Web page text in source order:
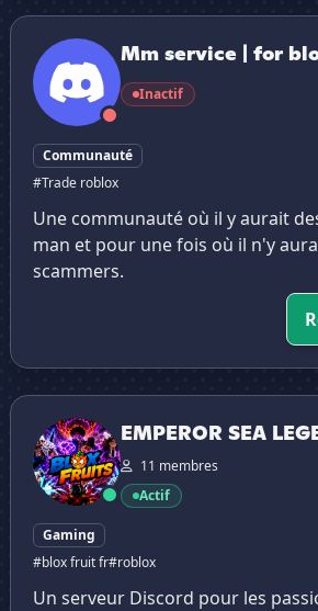
Mm service | for blox fruit, gag, sab ...
Mm service | for
Inactif
Communauté
#Trade roblox
Une communauté où il y aurait
man et pour une fois où il n'y
scammers.
EMPEROR SEA LEGENDS
EMPEROR SEA
11 membres
Actif
Gaming
#blox fruit fr#roblox
Un serveur Discord pour les